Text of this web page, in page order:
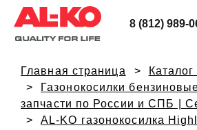
8 (812) 989-
Главная страница
Газонокосилки
запчасти по России и СПБ |
AL-KO газонокосилка